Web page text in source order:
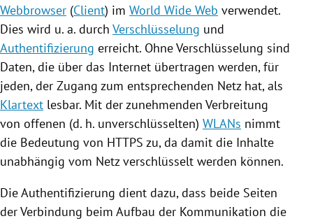
Webbrowser (Client) im World Wide Web verwendet.
Dies wird u. a. durch Verschlüsselung und
Authentifizierung erreicht. Ohne Verschlüsselung sind
Daten, die über das Internet übertragen werden, für
jeden, der Zugang zum entsprechenden Netz hat, als
Klartext lesbar. Mit der zunehmenden Verbreitung
von offenen (d. h. unverschlüsselten) WLANs nimmt
die Bedeutung von HTTPS zu, da damit die Inhalte
unabhängig vom Netz verschlüsselt werden können.
Die Authentifizierung dient dazu, dass beide Seiten
der Verbindung beim Aufbau der Kommunikation die